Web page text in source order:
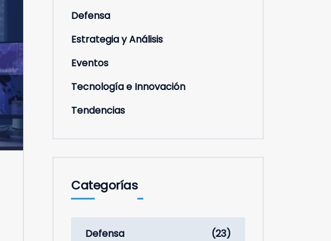
Defensa
Estrategia y Análisis
Eventos
Tecnología e Innovación
Tendencias
Categorías
Defensa (23)